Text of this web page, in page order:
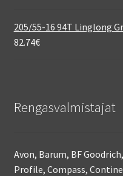
205/55-16 94T Linglong
82.74€
Rengasvalmistajat
Avon, Barum, BF
Profile, Compass,